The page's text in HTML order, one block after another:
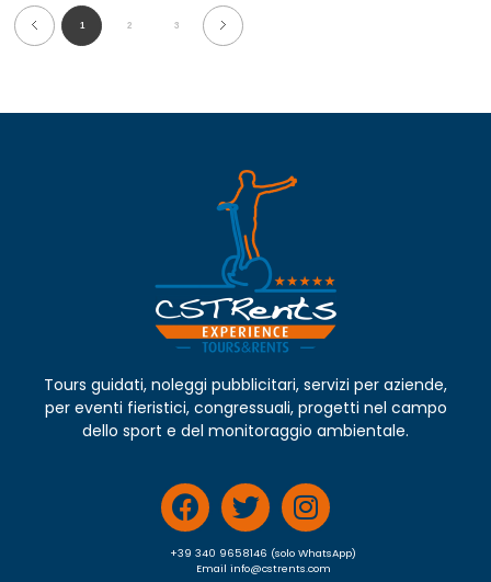
1 2 3
Tours guidati, noleggi pubblicitari, servizi per aziende,
per eventi fieristici, congressuali, progetti nel campo
dello sport e del monitoraggio ambientale.
+39 340 9658146 (solo WhatsApp)
Email info@cstrents.com